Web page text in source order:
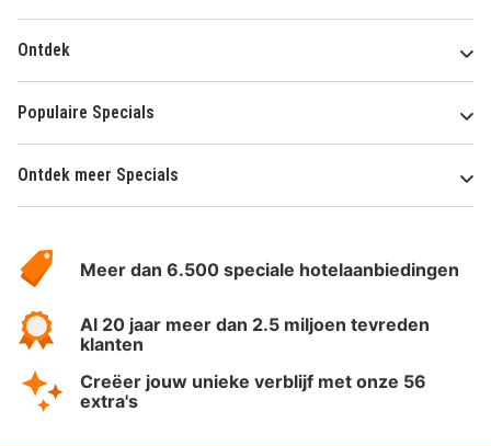
Ontdek
Populaire Specials
Ontdek meer Specials
HotelSpecials
Meer dan 6.500 speciale hotelaanbiedingen
Al 20 jaar meer dan 2.5 miljoen tevreden
klanten
Creëer jouw unieke verblijf met onze 56
extra's